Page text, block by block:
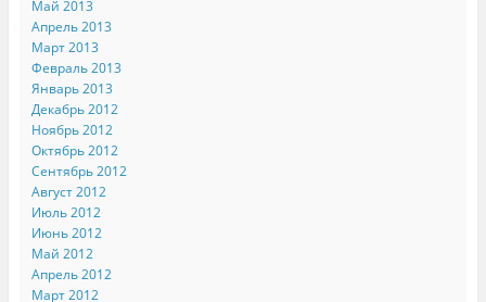
Май 2013
Апрель 2013
Март 2013
Февраль 2013
Январь 2013
Декабрь 2012
Ноябрь 2012
Октябрь 2012
Сентябрь 2012
Август 2012
Июль 2012
Июнь 2012
Май 2012
Апрель 2012
Март 2012